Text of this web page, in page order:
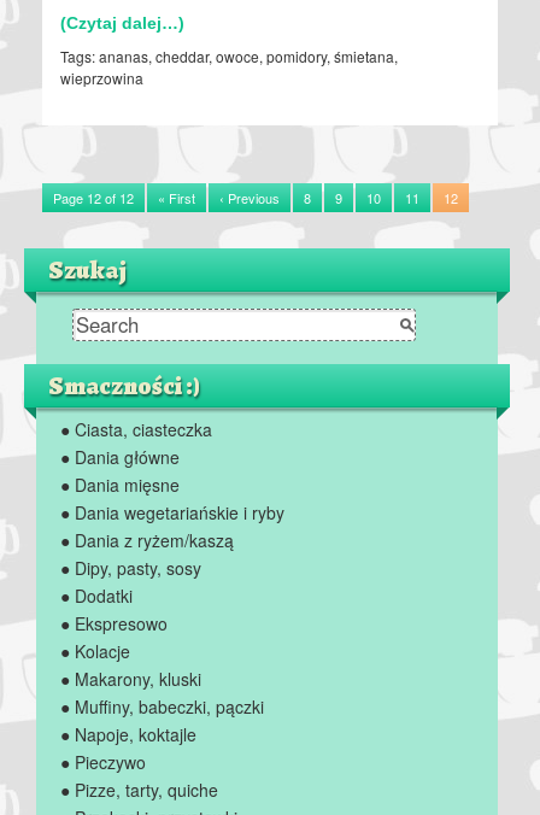
(Czytaj dalej…)
Tags:ananas, cheddar, owoce, pomidory, śmietana,
wieprzowina
Page 12 of 12 « First ‹ Previous 8 9 10 11 12
Szukaj
Smaczności :)
● Ciasta, ciasteczka
● Dania główne
● Dania mięsne
● Dania wegetariańskie i ryby
● Dania z ryżem/kaszą
● Dipy, pasty, sosy
● Dodatki
● Ekspresowo
● Kolacje
● Makarony, kluski
● Muffiny, babeczki, pączki
● Napoje, koktajle
● Pieczywo
● Pizze, tarty, quiche